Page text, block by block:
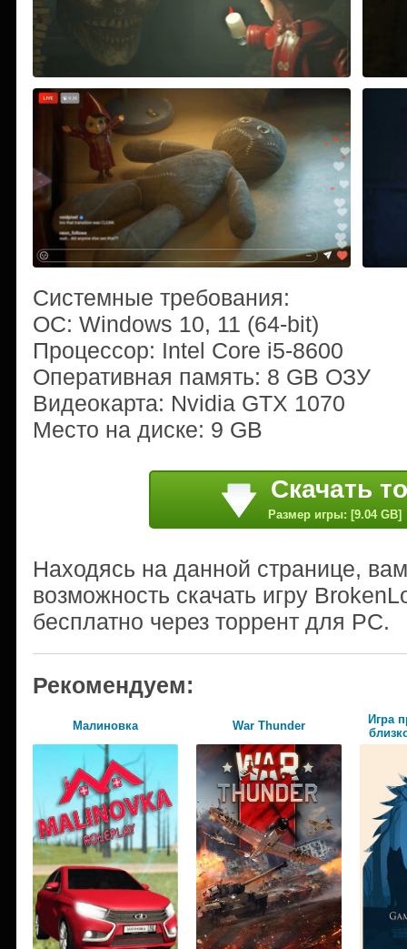
Системные требования:
ОС: Windows 10, 11 (64-bit)
Процессор: Intel Core i5-8600
Оперативная память: 8 GB ОЗУ
Видеокарта: Nvidia GTX 1070
Место на диске: 9 GB
Скачать
Размер игры: [9.04 GB]
Находясь на данной странице,
возможность скачать игру
бесплатно через торрент для PC.
Рекомендуем:
Малиновка War Thunder
Игра